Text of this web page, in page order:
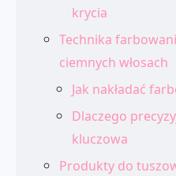
krycia
Technika
ciemnych włosach
Jak nakładać
Dlaczego
kluczowa
Produkty do